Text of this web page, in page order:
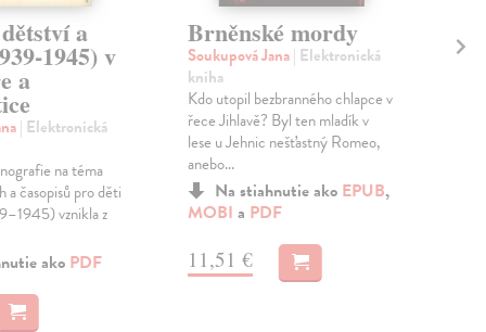
a
1945) v
a
| Elektronická
na téma
a časopisů pro děti
vznikla z
ako PDF
Brněnské mordy
Soukupová Jana| Elektronická
kniha
Kdo utopil bezbranného chlapce v
řece Jihlavě? Byl ten mladík v
lese u Jehnic nešťastný Romeo,
anebo...
Na stiahnutie ako EPUB,
MOBI a PDF
11,51 €